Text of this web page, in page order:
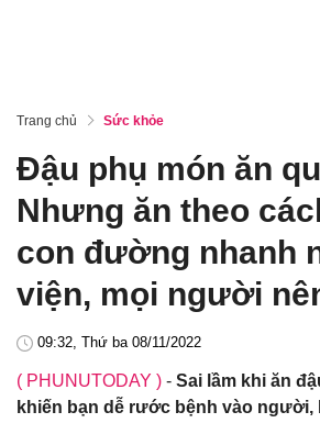
Trang chủ Sức khỏe
Đậu phụ món ăn
Nhưng ăn theo
con đường nhanh
viện, mọi người
09:32, Thứ ba 08/11/2022
( PHUNUTODAY ) - Sai lầm khi ăn
khiến bạn dễ rước bệnh vào